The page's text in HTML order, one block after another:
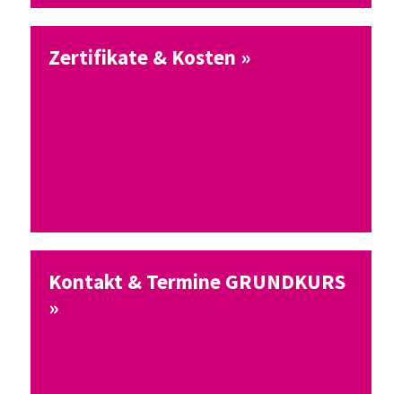
Zertifikate & Kosten »
Kontakt & Termine GRUNDKURS
»